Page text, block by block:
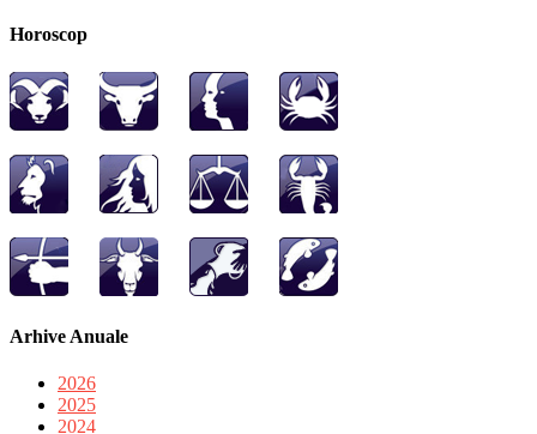
Horoscop
Arhive Anuale
2026
2025
2024